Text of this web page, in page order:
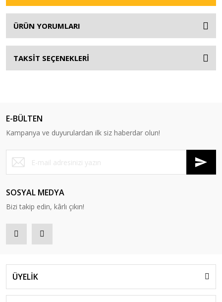
ÜRÜN YORUMLARI
TAKSİT SEÇENEKLERİ
E-BÜLTEN
Kampanya ve duyurulardan ilk siz haberdar olun!
SOSYAL MEDYA
Bizi takip edin, kârlı çıkın!
ÜYELİK